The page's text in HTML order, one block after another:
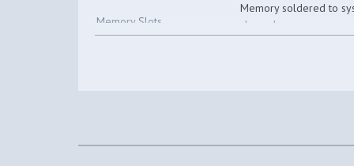
Memory Slots
Memory soldered to
channel
16GB soldered